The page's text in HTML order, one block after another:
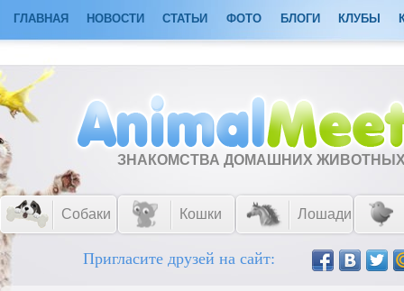
ГЛАВНАЯ НОВОСТИ СТАТЬИ ФОТО БЛОГИ КЛУБЫ
ЗНАКОМСТВА ДОМАШНИХ
Собаки Кошки Лошади
Пригласите друзей на сайт: